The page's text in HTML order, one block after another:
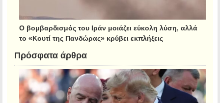
Ο βομβαρδισμός του Ιράν μοιάζει εύκολη λύση, αλλά
το «Κουτί της Πανδώρας» κρύβει εκπλήξεις
Πρόσφατα άρθρα